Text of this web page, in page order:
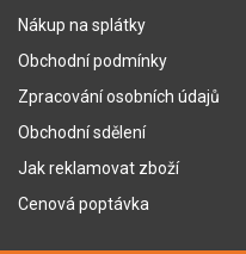
Nákup na splátky
Obchodní podmínky
Zpracování osobních údajů
Obchodní sdělení
Jak reklamovat zboží
Cenová poptávka